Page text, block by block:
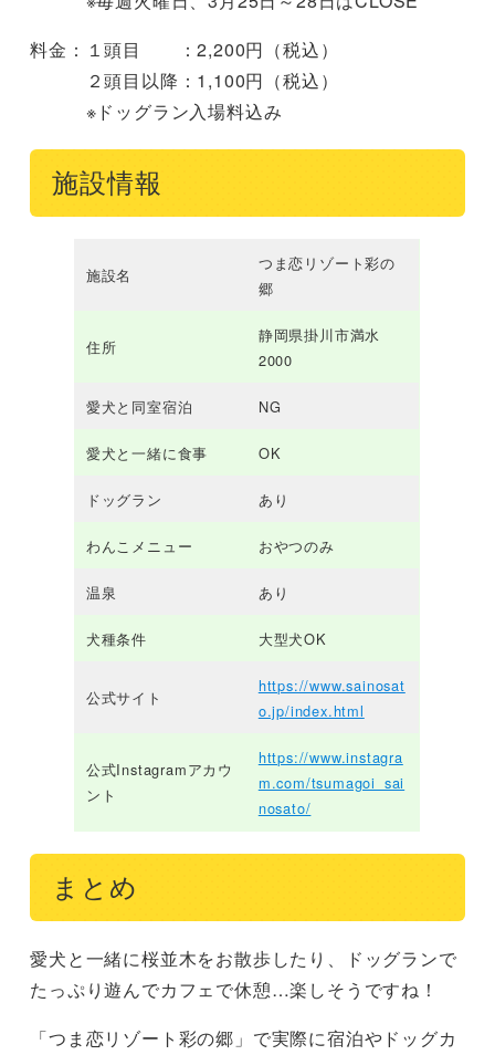
料金：１頭目 ：2,200円（税込）
２頭目以降：1,100円（税込）
※ドッグラン入場料込み
施設情報
施設名
つま恋リゾート彩の
郷
住所
静岡県掛川市満水
2000
愛犬と同室宿泊 NG
愛犬と一緒に食事 OK
ドッグラン あり
わんこメニュー おやつのみ
温泉 あり
犬種条件 大型犬OK
公式サイト
https://www.sainosat
o.jp/index.html
公式Instagramアカウ
ント
https://www.instagra
m.com/tsumagoi_sai
nosato/
まとめ
愛犬と一緒に桜並木をお散歩したり、ドッグランで
たっぷり遊んでカフェで休憩…楽しそうですね！
「つま恋リゾート彩の郷」で実際に宿泊やドッグカ